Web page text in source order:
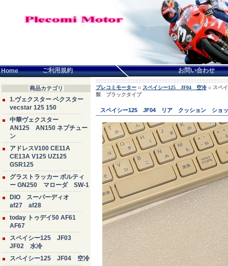
Home ご利用規約 お問い合わせ
商品カテゴリ
1.ヴェクスター ベクスター
vecstar 125 150
中華ヴェクスター
AN125 AN150 ネプチュー
ン
アドレスV100 CE11A
CE13A V125 UZ125
GSR125
グラストラッカー ボルティ
ー GN250 マローダ SW-1
DIO スーパーディオ
af27 af28
today トゥデイ50 AF61
AF67
スペイシー125 JF03
JF02 水冷
スペイシー125 JF04 空冷
プレコミモーター :: スペイシー125 JF04 空冷 :: スペ
製 ブラックタイプ
スペイシー125 JF04 リア クッション ショ